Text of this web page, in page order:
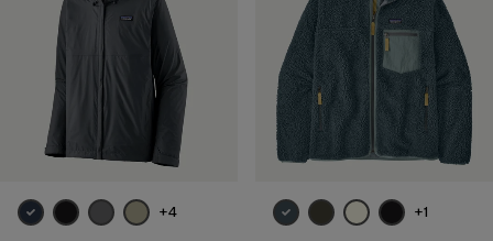
+4 +1